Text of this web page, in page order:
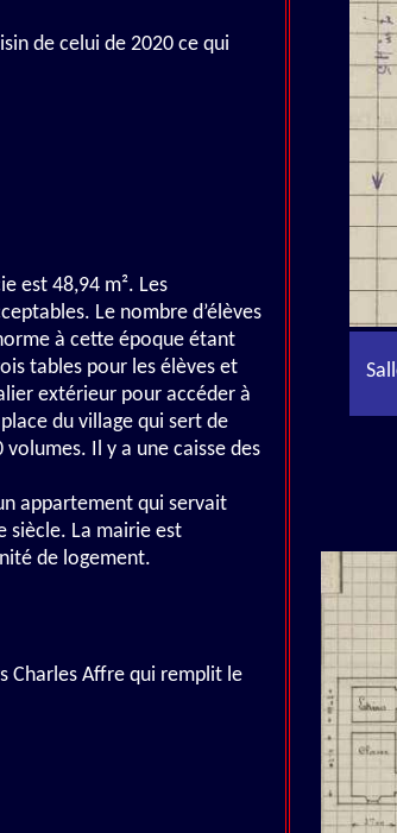
de celui de 2020 ce qui
est 48,94 m². Les
Le nombre d’élèves
à cette époque étant
tables pour les élèves et
extérieur pour accéder à
du village qui sert de
Il y a une caisse des
appartement qui servait
siècle. La mairie est
de logement.
Charles Affre qui remplit le